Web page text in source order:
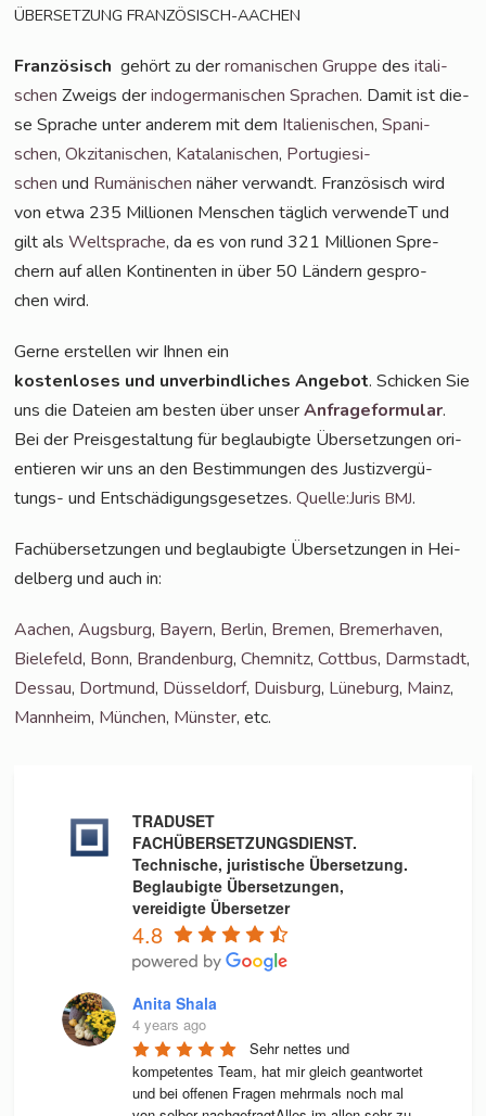
ÜBERSETZUNG FRANZÖSISCH-AACHEN
Fran­zö­sisch gehört zu derroma­ni­schen Grup­pe desita­li­
schen Zweigs derindo­ger­ma­ni­schen Spra­chen. Damit ist die­
se Spra­che unter ande­rem mit dem Ita­lie­ni­schen,Spa­ni­
schen,Okzita­ni­schen, Kata­la­ni­schen, Por­tu­gie­si­
schen und Rumä­ni­schen näher ver­wandt. Fran­zö­sisch wird
von etwa 235 Mil­lio­nen Men­schen täg­lich ver­wen­deT und
gilt alsWelt­spra­che, da es von rund 321 Mil­lio­nenSpre­
chern auf allen Kon­ti­nen­ten in über 50 Län­dern gespro­
chen wird.
Ger­ne erstel­len wir Ihnen ein
kos­ten­lo­ses und unver­bind­li­ches Ange­bot. Schi­cken Sie
uns die Datei­en am bes­ten über unserAnfra­ge­for­mu­lar.
Bei der Preis­ge­stal­tung für beglau­big­te Über­set­zun­gen ori­
en­tie­ren wir uns an den Bestim­mun­gen des Jus­tiz­ver­gü­
tungs- und Ent­schä­di­gungs­ge­set­zes.Quelle:JurisBMJ.
Fach­über­set­zun­gen und beglau­big­te Über­set­zun­gen in Hei­
del­berg und auch in:
Aachen,Augs­burg, Bay­ern, Ber­lin, Bre­men, Bre­mer­ha­ven,
Bie­le­feld, Bonn, Bran­den­burg,Chem­nitz,Cott­bus, Darm­stadt,
Des­sau, Dort­mund, Düs­sel­dorf, Duis­burg, Lüne­burg, Mainz,
Mann­heim, Mün­chen, Müns­ter, etc.
TRADUSET
FACHÜBERSETZUNGSDIENST.
Technische, juristische Übersetzung.
Beglaubigte Übersetzungen,
vereidigte Übersetzer
4.8
Anita Shala
4 years ago
Sehr nettes und
kompetentes Team, hat mir gleich geantwortet
und bei offenen Fragen mehrmals noch mal